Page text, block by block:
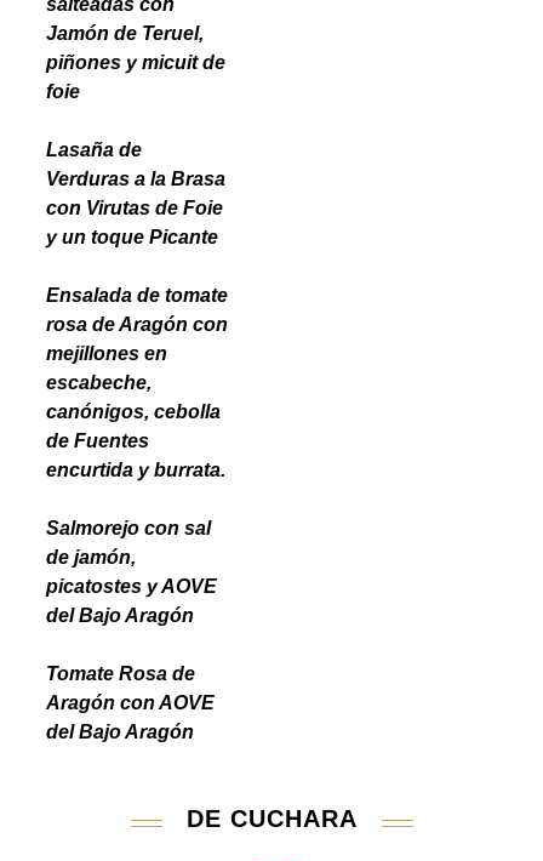
salteadas con
Jamón de Teruel,
piñones y micuit de
foie
Lasaña de
Verduras a la Brasa
con Virutas de Foie
y un toque Picante
Ensalada de tomate
rosa de Aragón con
mejillones en
escabeche,
canónigos, cebolla
de Fuentes
encurtida y burrata.
Salmorejo con sal
de jamón,
picatostes y AOVE
del Bajo Aragón
Tomate Rosa de
Aragón con AOVE
del Bajo Aragón
DE CUCHARA